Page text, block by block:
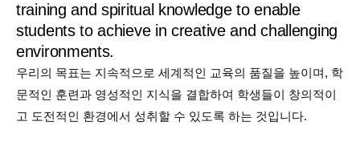
training and spiritual knowledge to enable
students to achieve in creative and challenging
environments.
우리의 목표는 지속적으로 세계적인 교육의 품질을 높이며, 학
문적인 훈련과 영성적인 지식을 결합하여 학생들이 창의적이
고 도전적인 환경에서 성취할 수 있도록 하는 것입니다.